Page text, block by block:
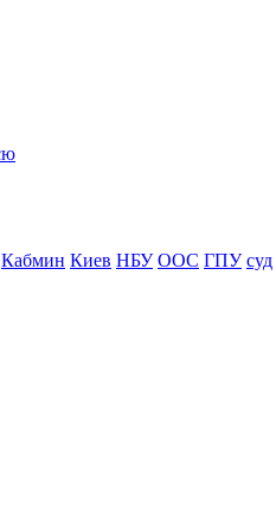
Кабмин Киев НБУ ООС ГПУ суд